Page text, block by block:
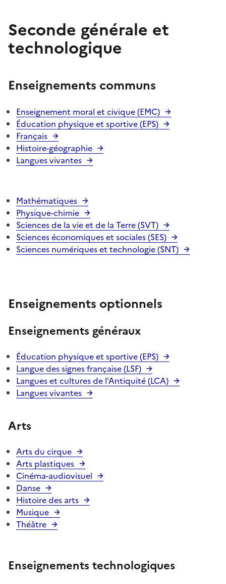
Seconde générale et
technologique
Enseignements communs
Enseignement moral et civique (EMC)
Éducation physique et sportive (EPS)
Français
Histoire-géographie
Langues vivantes
Mathématiques
Physique-chimie
Sciences de la vie et de la Terre (SVT)
Sciences économiques et sociales (SES)
Sciences numériques et technologie (SNT)
Enseignements optionnels
Enseignements généraux
Éducation physique et sportive (EPS)
Langue des signes française (LSF)
Langues et cultures de l'Antiquité (LCA)
Langues vivantes
Arts
Arts du cirque
Arts plastiques
Cinéma-audiovisuel
Danse
Histoire des arts
Musique
Théâtre
Enseignements technologiques